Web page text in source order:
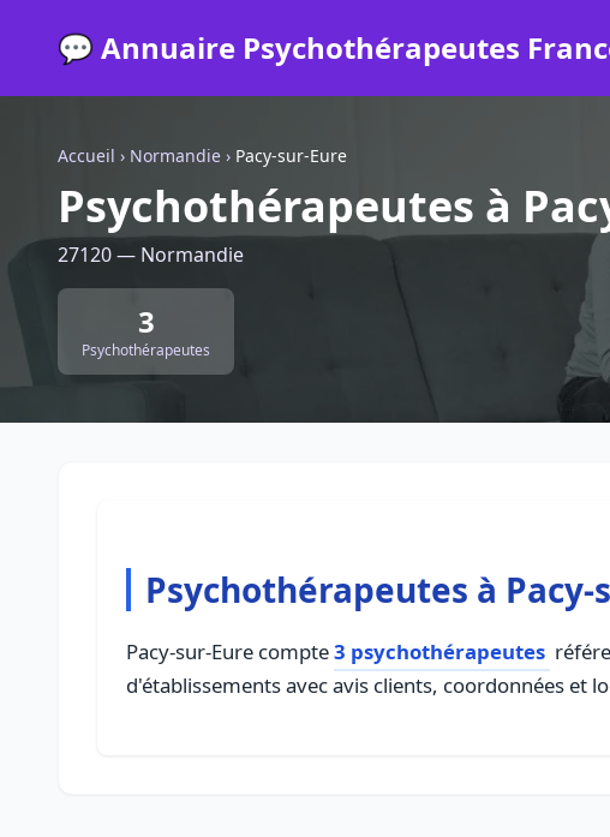
💬 Annuaire Psychothérapeutes
Accueil › Normandie › Pacy-sur-Eure
Psychothérapeutes à
27120 — Normandie
3
Psychothérapeutes
Psychothérapeutes à Pacy-
Pacy-sur-Eure compte3 psychothérapeutes
d'établissements avec avis clients, coordonnées et